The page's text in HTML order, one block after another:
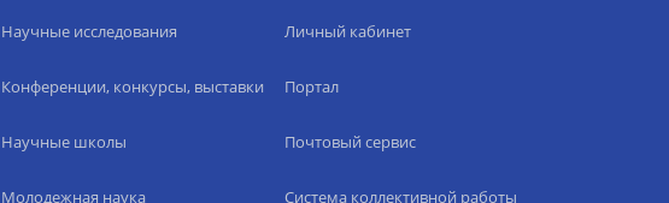
Научные исследования
Конференции, конкурсы, выставки
Научные школы
Молодежная наука
Личный кабинет
Портал
Почтовый сервис
Система коллективной работы